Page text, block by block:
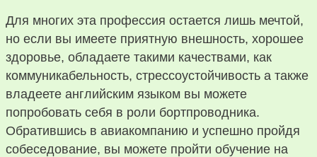
Для многих эта профессия остается лишь мечтой,
но если вы имеете приятную внешность, хорошее
здоровье, обладаете такими качествами, как
коммуникабельность, стрессоустойчивость а также
владеете английским языком вы можете
попробовать себя в роли бортпроводника.
Обратившись в авиакомпанию и успешно пройдя
собеседование, вы можете пройти обучение на